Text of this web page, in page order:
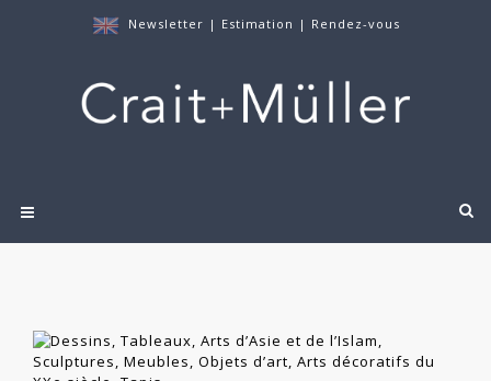
Newsletter | Estimation | Rendez-vous